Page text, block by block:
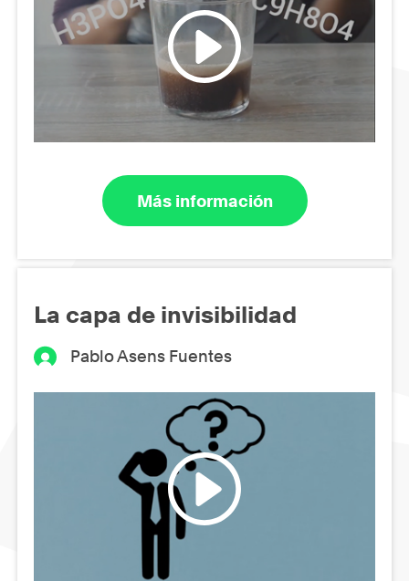
Más información
La capa de invisibilidad
Pablo Asens Fuentes